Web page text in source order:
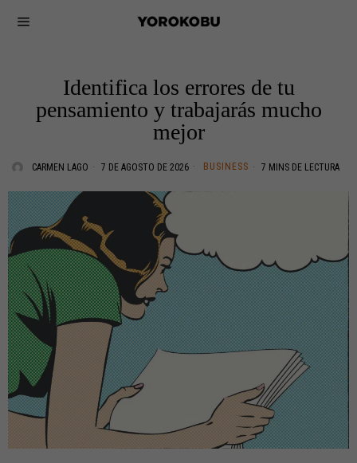
Identifica los errores de tu
pensamiento y trabajarás mucho
mejor
CARMEN LAGO 7 DE AGOSTO DE 2026 BUSINESS 7 MINS DE LECTURA